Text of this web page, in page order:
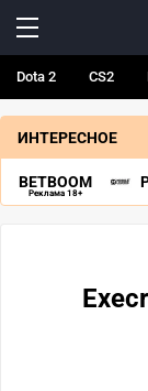
Dota 2 CS2
ИНТЕРЕСНОЕ
BETBOOM
Реклама 18+